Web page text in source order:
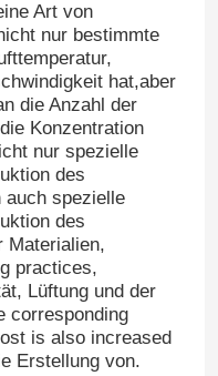
Art von
nur bestimmte
hat,aber
die Anzahl der
Konzentration
nur spezielle
des
auch spezielle
des
Materialien,
practices,
Lüftung und der
corresponding
is also increased
Erstellung von.